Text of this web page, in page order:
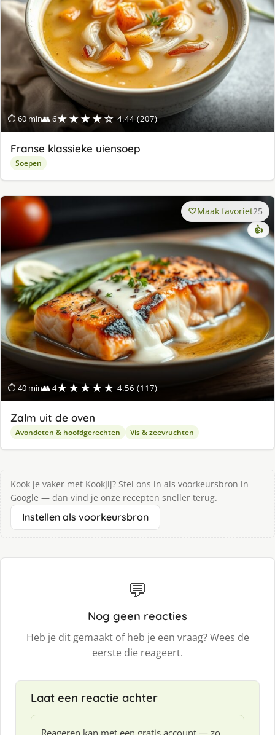
⏱ 60 min👥 6★★★★☆ 4.44 (207)
Franse klassieke uiensoep
Soepen
⏱ 40 min👥 4★★★★★ 4.56 (117)
Maak favoriet25
👍
Zalm uit de oven
Avondeten & hoofdgerechten Vis & zeevruchten
Kook je vaker met KookJij? Stel ons in als voorkeursbron in
Google — dan vind je onze recepten sneller terug.
Instellen als voorkeursbron
💬
Nog geen reacties
Heb je dit gemaakt of heb je een vraag? Wees de
eerste die reageert.
Laat een reactie achter